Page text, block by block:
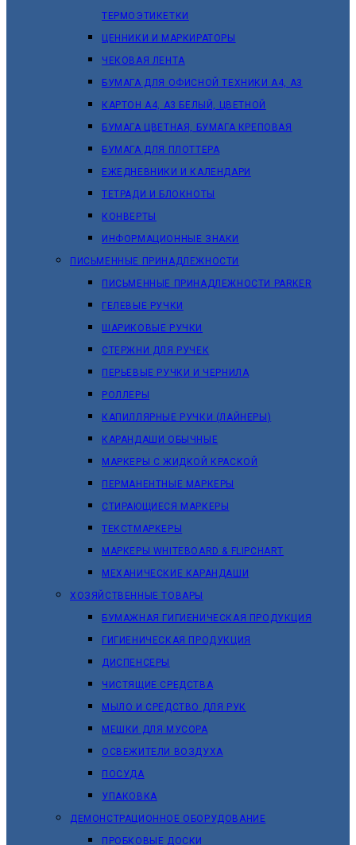
ТЕРМОЭТИКЕТКИ
ЦЕННИКИ И МАРКИРАТОРЫ
ЧЕКОВАЯ ЛЕНТА
БУМАГА ДЛЯ ОФИСНОЙ ТЕХНИКИ А4, А3
КАРТОН А4, А3 БЕЛЫЙ, ЦВЕТНОЙ
БУМАГА ЦВЕТНАЯ, БУМАГА КРЕПОВАЯ
БУМАГА ДЛЯ ПЛОТТЕРА
ЕЖЕДНЕВНИКИ И КАЛЕНДАРИ
ТЕТРАДИ И БЛОКНОТЫ
КОНВЕРТЫ
ИНФОРМАЦИОННЫЕ ЗНАКИ
ПИСЬМЕННЫЕ ПРИНАДЛЕЖНОСТИ
ПИСЬМЕННЫЕ ПРИНАДЛЕЖНОСТИ PARKER
ГЕЛЕВЫЕ РУЧКИ
ШАРИКОВЫЕ РУЧКИ
СТЕРЖНИ ДЛЯ РУЧЕК
ПЕРЬЕВЫЕ РУЧКИ И ЧЕРНИЛА
РОЛЛЕРЫ
КАПИЛЛЯРНЫЕ РУЧКИ (ЛАЙНЕРЫ)
КАРАНДАШИ ОБЫЧНЫЕ
МАРКЕРЫ C ЖИДКОЙ КРАСКОЙ
ПЕРМАНЕНТНЫЕ МАРКЕРЫ
СТИРАЮЩИЕСЯ МАРКЕРЫ
ТЕКСТМАРКЕРЫ
МАРКЕРЫ WHITEBOARD & FLIPCHART
МЕХАНИЧЕСКИЕ КАРАНДАШИ
ХОЗЯЙСТВЕННЫЕ ТОВАРЫ
БУМАЖНАЯ ГИГИЕНИЧЕСКАЯ ПРОДУКЦИЯ
ГИГИЕНИЧЕСКАЯ ПРОДУКЦИЯ
ДИСПЕНСЕРЫ
ЧИСТЯЩИЕ СРЕДСТВА
МЫЛО И СРЕДСТВО ДЛЯ РУК
МЕШКИ ДЛЯ МУСОРА
ОСВЕЖИТЕЛИ ВОЗДУХА
ПОСУДА
УПАКОВКА
ДЕМОНСТРАЦИОННОЕ ОБОРУДОВАНИЕ
ПРОБКОВЫЕ ДОСКИ